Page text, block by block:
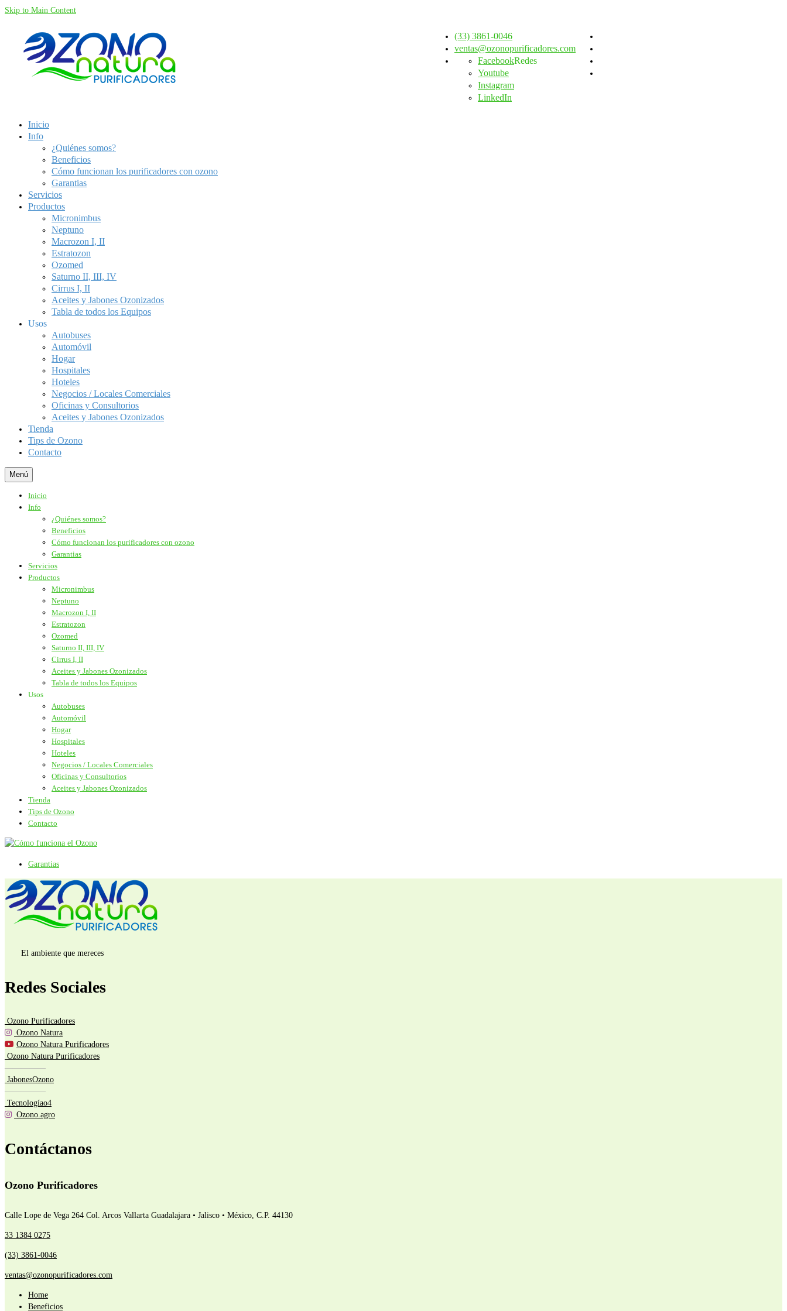
Skip to Main Content
(33) 3861-0046
ventas@ozonopurificadores.com
Redes
Facebook
Youtube
Instagram
LinkedIn
Inicio
Info
¿Quiénes somos?
Beneficios
Cómo funcionan los purificadores con ozono
Garantias
Servicios
Productos
Micronimbus
Neptuno
Macrozon I, II
Estratozon
Ozomed
Saturno II, III, IV
Cirrus I, II
Aceites y Jabones Ozonizados
Tabla de todos los Equipos
Usos
Autobuses
Automóvil
Hogar
Hospitales
Hoteles
Negocios / Locales Comerciales
Oficinas y Consultorios
Aceites y Jabones Ozonizados
Tienda
Tips de Ozono
Contacto
Menú
Inicio
Info
¿Quiénes somos?
Beneficios
Cómo funcionan los purificadores con ozono
Garantias
Servicios
Productos
Micronimbus
Neptuno
Macrozon I, II
Estratozon
Ozomed
Saturno II, III, IV
Cirrus I, II
Aceites y Jabones Ozonizados
Tabla de todos los Equipos
Usos
Autobuses
Automóvil
Hogar
Hospitales
Hoteles
Negocios / Locales Comerciales
Oficinas y Consultorios
Aceites y Jabones Ozonizados
Tienda
Tips de Ozono
Contacto
Garantias
El ambiente que mereces
Redes Sociales
Ozono Purificadores
Ozono Natura
Ozono Natura Purificadores
Ozono Natura Purificadores
—————
JabonesOzono
—————
Tecnologíao4
Ozono.agro
Contáctanos
Ozono Purificadores
Calle Lope de Vega 264 Col. Arcos Vallarta Guadalajara • Jalisco • México, C.P. 44130
33 1384 0275
(33) 3861-0046
ventas@ozonopurificadores.com
Home
Beneficios